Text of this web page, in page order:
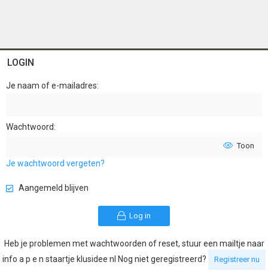
LOGIN
Je naam of e-mailadres
Wachtwoord
Toon
Je wachtwoord vergeten?
Aangemeld blijven
Log in
Heb je problemen met wachtwoorden of reset, stuur een mailtje naar
info a p e n staartje klusidee nl Nog niet geregistreerd?
Registreer nu